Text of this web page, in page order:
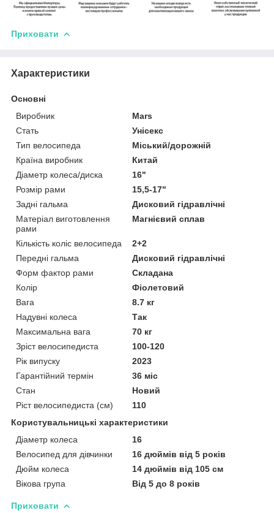
Приховати
Характеристики
Основні
Виробник
Mars
Стать
Унісекс
Тип велосипеда
Міський/дорожній
Країна виробник
Китай
Діаметр колеса/диска
16"
Розмір рами
15,5-17"
Задні гальма
Дисковий гідравлічні
Матеріал виготовлення
рами
Магнієвий сплав
Кількість коліс велосипеда
2+2
Передні гальма
Дисковий гідравлічні
Форм фактор рами
Складана
Колір
Фіолетовий
Вага
8.7 кг
Надувні колеса
Так
Максимальна вага
70 кг
Зріст велосипедиста
100-120
Рік випуску
2023
Гарантійний термін
36 міс
Стан
Новий
Ріст велосипедиста (см)
110
Користувальницькі характеристики
Діаметр колеса
16
Велосипед для дівчинки
16 дюймів від 5 років
Дюйм колеса
14 дюймів від 105 см
Вікова група
Від 5 до 8 років
Приховати